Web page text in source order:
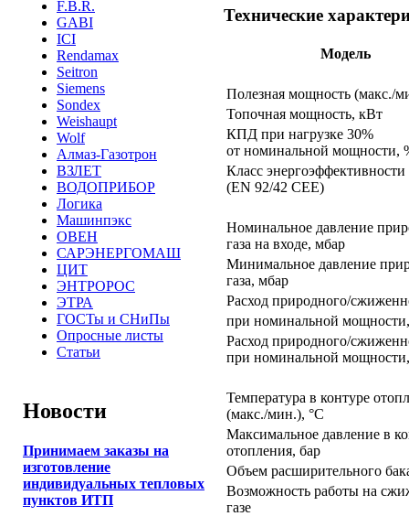
F.B.R.
GABI
ICI
Rendamax
Seitron
Siemens
Sondex
Weishaupt
Wolf
Алмаз-Газотрон
ВЗЛЕТ
ВОДОПРИБОР
Логика
Машинпэкс
ОВЕН
САРЭНЕРГОМАШ
ЦИТ
ЭНТРОРОС
ЭТРА
ГОСТы и СНиПы
Опросные листы
Статьи
Новости
Принимаем заказы на
изготовление
индивидуальных тепловых
пунктов ИТП
Технические
Модель
Полезная мощность (макс./
Топочная мощность, кВт
КПД при нагрузке 30%
от номинальной мощности,
Класс энергоэффективности
(EN 92/42 CEE)
Номинальное давление
газа на входе, мбар
Минимальное давление
газа, мбар
Расход природного/
при номинальной
Расход природного/
при номинальной
Температура в контуре
(макс./мин.), °С
Максимальное давление в
отопления, бар
Объем расширительного
Возможность работы на
газе